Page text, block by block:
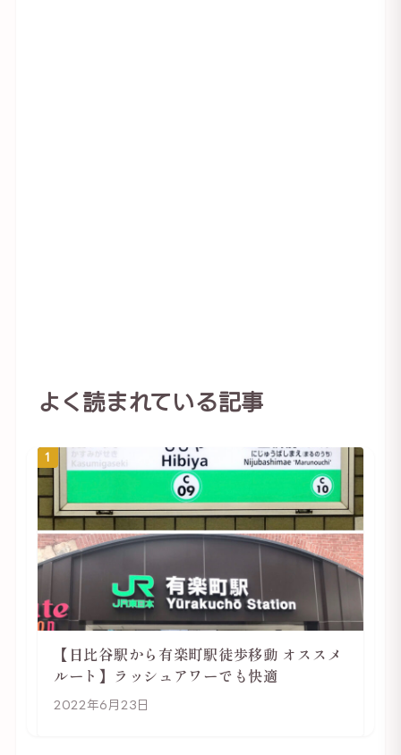
よく読まれている記事
1
【日比谷駅から有楽町駅徒歩移動 オススメ
ルート】ラッシュアワーでも快適
2022年6月23日